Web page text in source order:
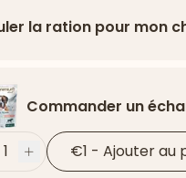
la ration pour mon
Commander un
1 Plus €1 - Ajouter au